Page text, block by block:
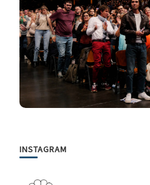
INSTAGRAM